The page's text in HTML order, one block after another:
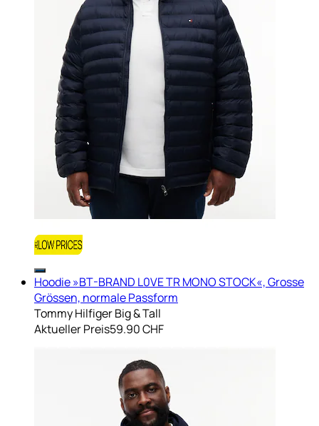
Hoodie »BT-BRAND L0VE TR MONO STOCK«, Grosse
Grössen, normale Passform
Tommy Hilfiger Big & Tall
Aktueller Preis59.90 CHF